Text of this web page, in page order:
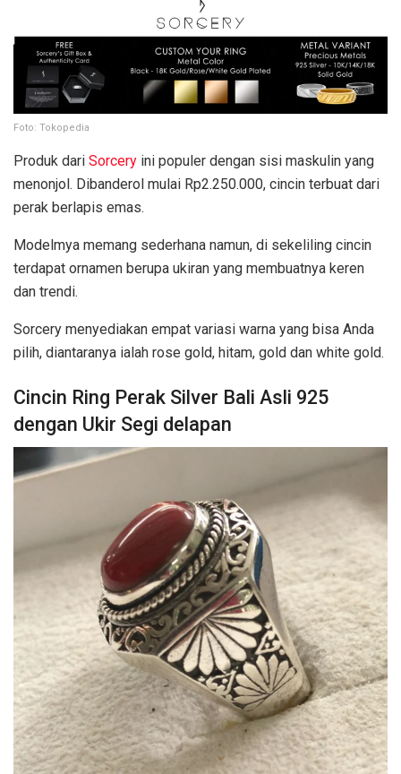
Foto: Tokopedia
Produk dari Sorcery ini populer dengan sisi maskulin yang
menonjol. Dibanderol mulai Rp2.250.000, cincin terbuat dari
perak berlapis emas.
Modelmya memang sederhana namun, di sekeliling cincin
terdapat ornamen berupa ukiran yang membuatnya keren
dan trendi.
Sorcery menyediakan empat variasi warna yang bisa Anda
pilih, diantaranya ialah rose gold, hitam, gold dan white gold.
Cincin Ring Perak Silver Bali Asli 925
dengan Ukir Segi delapan